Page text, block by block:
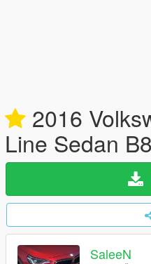
2016
Line Sedan B8
SaleeN